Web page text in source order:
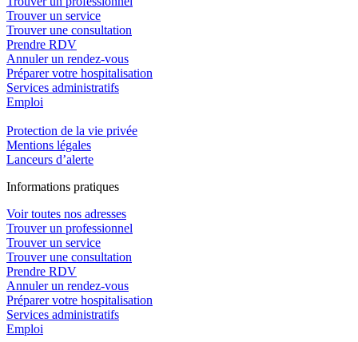
Trouver un service
Trouver une consultation
Prendre RDV
Annuler un rendez-vous
Préparer votre hospitalisation
Services administratifs
Emploi​
Protection de la vie privée
Mentions légales
Lanceurs d’alerte
Informations pratiques
Voir toutes nos adresses
Trouver un professionnel
Trouver un service
Trouver une consultation
Prendre RDV
Annuler un rendez-vous
Préparer votre hospitalisation
Services administratifs
Emploi​